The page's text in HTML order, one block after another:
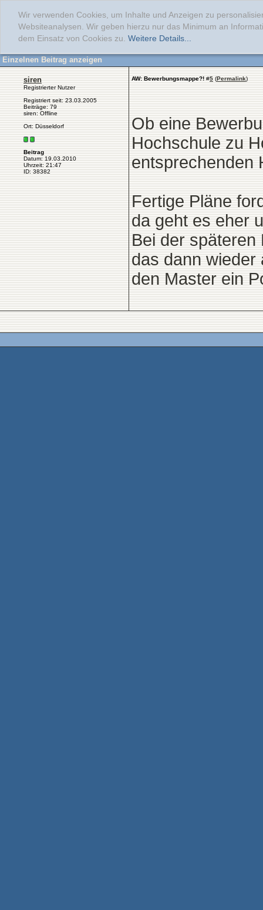
Wir verwenden Cookies, um Inhalte und Anzeigen zu
Websiteanalysen. Wir geben hierzu nur das Minimum an
dem Einsatz von Cookies zu. Weitere Details...
Einzelnen Beitrag anzeigen
siren
Registrierter Nutzer
Registriert seit: 23.03.2005
Beiträge: 79
siren: Offline
Ort: Düsseldorf
Beitrag
Datum: 19.03.2010
Uhrzeit: 21:47
ID: 38382
AW: Bewerbungsmappe?! #5 (Permalink)
Ob eine
Hochschule zu
entsprechenden
Fertige Pläne
da geht es eher
Bei der späteren
das dann wieder
den Master ein